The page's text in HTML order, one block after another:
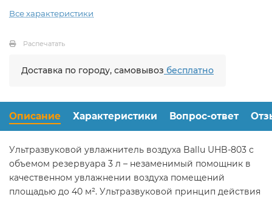
Все характеристики
Распечатать
Доставка по городу, самовывоз бесплатно
Описание Характеристики Вопрос-ответ
Ультразвуковой увлажнитель воздуха Ballu UHB-803 с
объемом резервуара 3 л – незаменимый помощник в
качественном увлажнении воздуха помещений
площадью до 40 м². Ультразвуковой принцип действия